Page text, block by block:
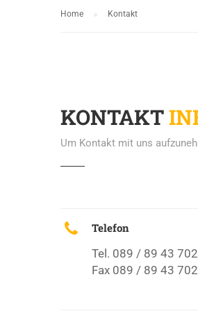
Home Kontakt
KONTAKT
Um Kontakt mit uns
Telefon
Tel. 089 / 89 43
Fax 089 / 89 43